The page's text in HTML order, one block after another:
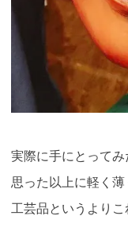
実際に手にとってみ
思った以上に軽く薄
工芸品というよりこ